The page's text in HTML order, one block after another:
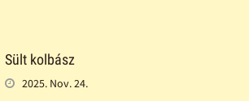
Sült kolbász
2025. Nov. 24.